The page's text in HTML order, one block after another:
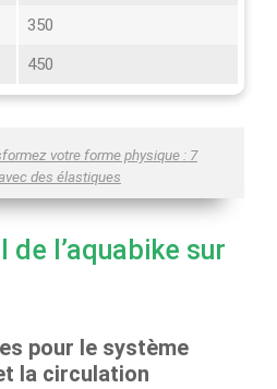
350
450
votre forme physique : 7
des élastiques
de l’aquabike sur
pour le système
la circulation